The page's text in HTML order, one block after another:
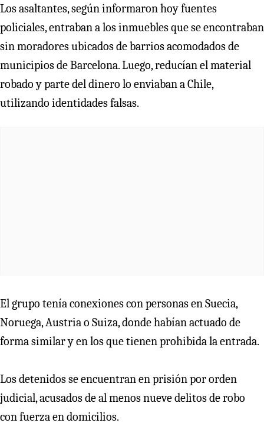
Los asaltantes, según informaron hoy fuentes
policiales, entraban a los inmuebles que se encontraban
sin moradores ubicados de barrios acomodados de
municipios de Barcelona. Luego, reducían el material
robado y parte del dinero lo enviaban a Chile,
utilizando identidades falsas.
El grupo tenía conexiones con personas en Suecia,
Noruega, Austria o Suiza, donde habían actuado de
forma similar y en los que tienen prohibida la entrada.
Los detenidos se encuentran en prisión por orden
judicial, acusados de al menos nueve delitos de robo
con fuerza en domicilios.